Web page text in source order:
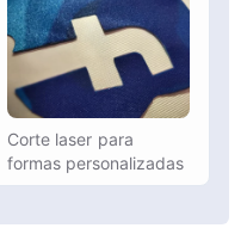
Corte laser para
formas personalizadas